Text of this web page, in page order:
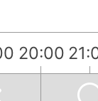
20:00